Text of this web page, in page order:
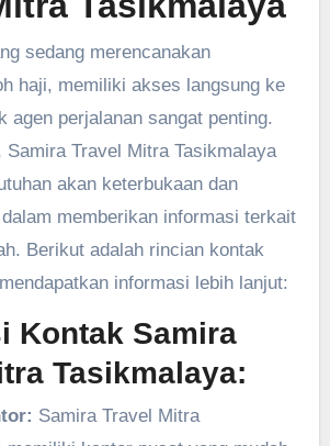
sedang merencanakan
haji, memiliki akses langsung ke
agen perjalanan sangat penting.
Samira Travel Mitra Tasikmalaya
akan keterbukaan dan
memberikan informasi terkait
Berikut adalah rincian kontak
informasi lebih lanjut:
Kontak Samira
Tasikmalaya:
Samira Travel Mitra